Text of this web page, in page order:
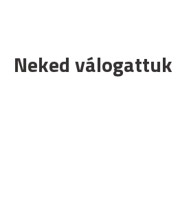
Neked válogattuk